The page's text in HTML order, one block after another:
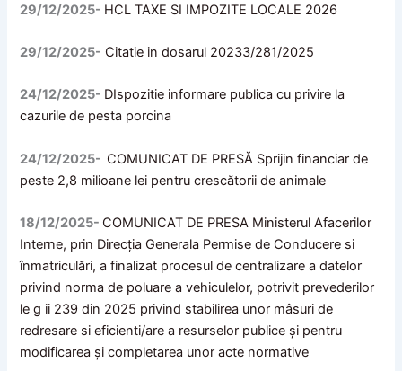
29/12/2025- HCL TAXE SI IMPOZITE LOCALE 2026
29/12/2025- Citatie in dosarul 20233/281/2025
24/12/2025- DIspozitie informare publica cu privire la
cazurile de pesta porcina
24/12/2025- COMUNICAT DE PRESĂ Sprijin financiar de
peste 2,8 milioane lei pentru crescătorii de animale
18/12/2025- COMUNICAT DE PRESA Ministerul Afacerilor
Interne, prin Direcția Generala Permise de Conducere si
înmatriculări, a finalizat procesul de centralizare a datelor
privind norma de poluare a vehiculelor, potrivit prevederilor
le g ii 239 din 2025 privind stabilirea unor mâsuri de
redresare si eficienti/are a resurselor publice și pentru
modificarea și completarea unor acte normative